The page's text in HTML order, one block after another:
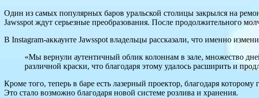
Один из самых популярных баров уральской столицы закрылся на
Jawsspot ждут серьезные преобразования. После продолжительного
В Instagram-аккаунте Jawsspot владельцы рассказали, что именно
«Мы вернули аутентичный облик колоннам в зале, множество
различной краски, что благодаря этому удалось расширить и
Кроме того, теперь в баре есть лазерный проектор, благодаря
Это стало возможно благодаря новой системе розлива и хранения.